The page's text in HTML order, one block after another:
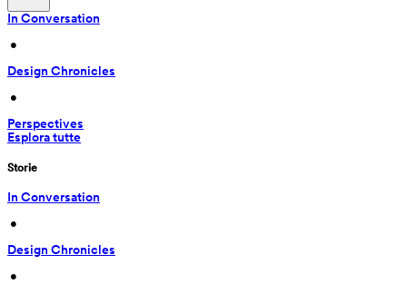
In Conversation
•
Design Chronicles
•
Perspectives
Esplora tutte
Storie
In Conversation
•
Design Chronicles
•